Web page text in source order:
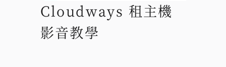
Cloudways 租主機
影音教學